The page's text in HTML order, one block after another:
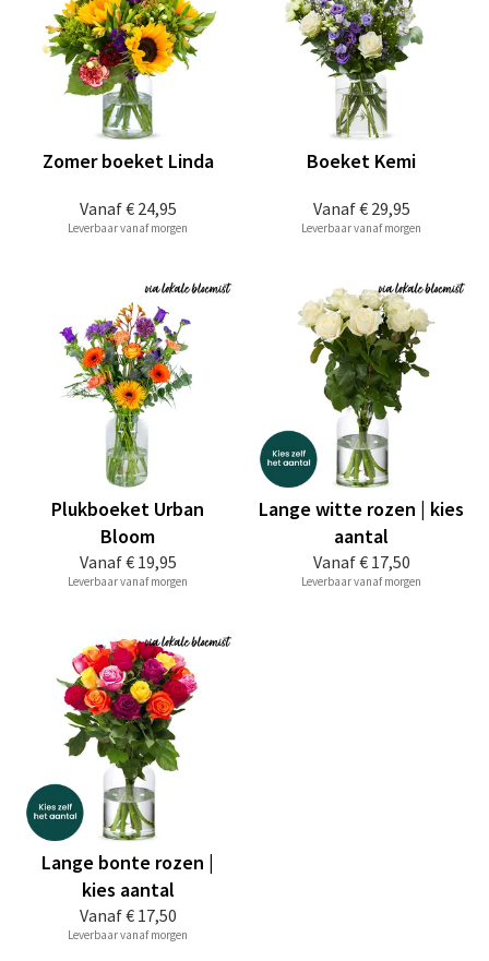
Vanaf€ 24,95
Zomer boeket Linda
Leverbaar vanaf morgen
Vanaf€ 29,95
Boeket Kemi
Leverbaar vanaf morgen
Vanaf€ 19,95
Plukboeket Urban
Bloom
Leverbaar vanaf morgen
Vanaf€ 17,50
Lange witte rozen | kies
aantal
Leverbaar vanaf morgen
Vanaf€ 17,50
Lange bonte rozen |
kies aantal
Leverbaar vanaf morgen